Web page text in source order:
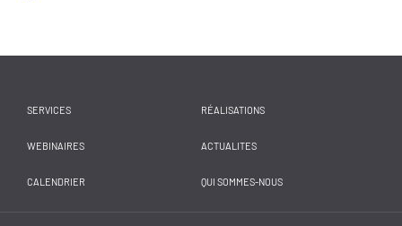
SERVICES RÉALISATIONS
WEBINAIRES ACTUALITES
CALENDRIER QUI SOMMES-NOUS